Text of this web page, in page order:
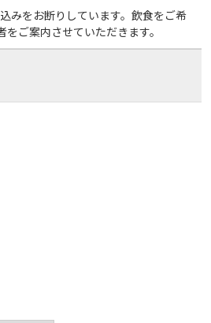
みをお断りしています。飲食をご希
ご案内させていただきます。